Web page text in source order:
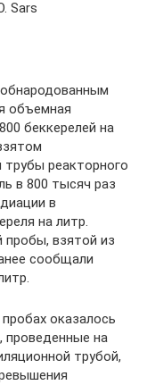
Sars
объемная
беккерелей на
трубы реакторного
в 800 тысяч раз
в
на литр.
пробы, взятой из
сообщали
оказалось
проведенные на
трубой,